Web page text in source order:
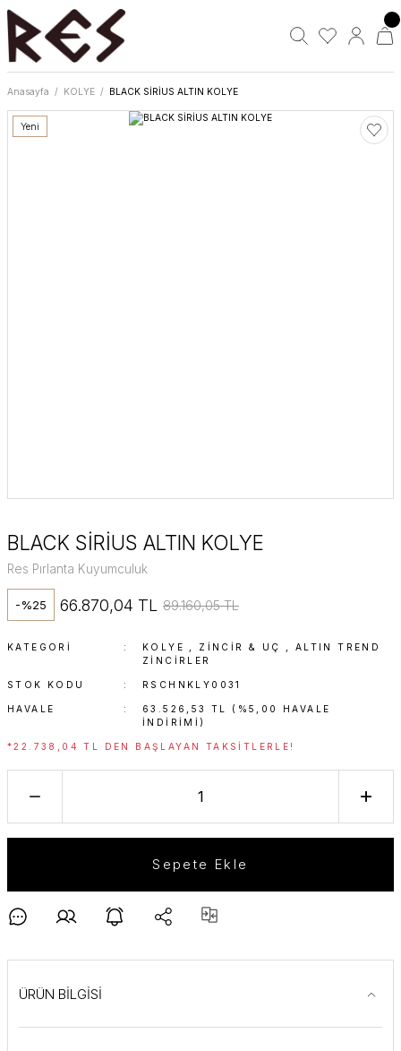
Anasayfa KOLYE BLACK SİRİUS ALTIN KOLYE
Yeni
BLACK SİRİUS ALTIN KOLYE
Res Pırlanta Kuyumculuk
-%25 66.870,04 TL 89.160,05 TL
KATEGORI KOLYE ZINCIR & UÇ
ALTIN TREND
ZINCIRLER
STOK KODU RSCHNKLY0031
HAVALE
63.526,53 TL (%5,00 HAVALE
INDIRIMI)
*22.738,04 TL DEN BAŞLAYAN TAKSITLERLE!
Sepete Ekle
ÜRÜN BİLGİSİ